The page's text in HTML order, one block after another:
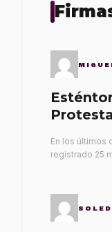
En los últimos
registrado 25